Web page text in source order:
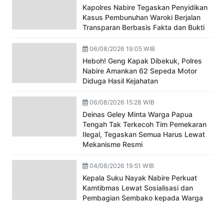
Kapolres Nabire Tegaskan Penyidikan
Kasus Pembunuhan Waroki Berjalan
Transparan Berbasis Fakta dan Bukti
06/08/2026 19:05 WIB
Heboh! Geng Kapak Dibekuk, Polres
Nabire Amankan 62 Sepeda Motor
Diduga Hasil Kejahatan
06/08/2026 15:28 WIB
Deinas Geley Minta Warga Papua
Tengah Tak Terkecoh Tim Pemekaran
Ilegal, Tegaskan Semua Harus Lewat
Mekanisme Resmi
04/08/2026 19:51 WIB
Kepala Suku Nayak Nabire Perkuat
Kamtibmas Lewat Sosialisasi dan
Pembagian Sembako kepada Warga